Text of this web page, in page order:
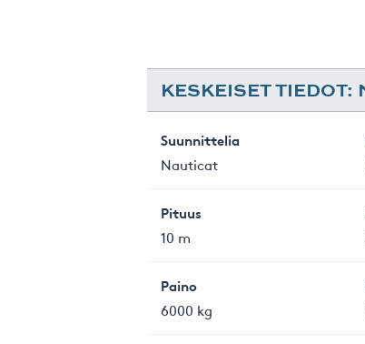
KESKEISET TIEDOT:
Suunnittelia
Nauticat
Pituus
10 m
Paino
6000 kg